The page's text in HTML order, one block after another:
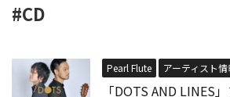
#CD
Pearl Flute アーティスト
「DOTS AND LINES